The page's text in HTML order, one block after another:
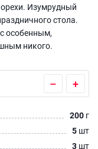
Изумрудный
стола.
особенным,
никого.
– +
200 г
5 шт
3 шт